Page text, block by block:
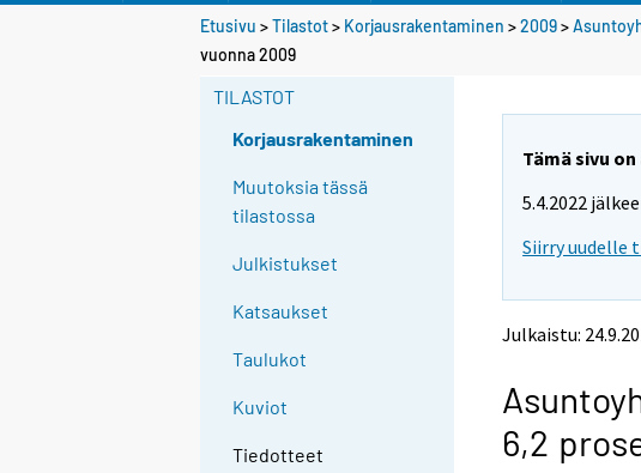
Etusivu >Tilastot> Korjausrakentaminen >2009>
vuonna 2009
TILASTOT
Korjausrakentaminen
Muutoksia tässä
tilastossa
Julkistukset
Katsaukset
Taulukot
Kuviot
Tiedotteet
Tämä sivu
5.4.2022
Siirry uudelle
Julkaistu:
6,2
Y
Y